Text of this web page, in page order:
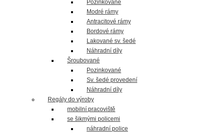
Pozinkované
Modré rámy
Antracitové rámy
Bordové rámy
Lakované sv. šedé
Náhradní díly
Šroubované
Pozinkované
Sv. šedé provedení
Náhradní díly
Regály do výroby
mobilní pracoviště
se šikmými policemi
náhradní police